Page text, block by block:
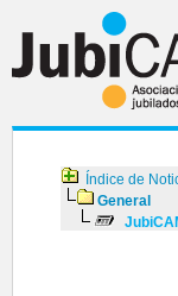
Índice de
General